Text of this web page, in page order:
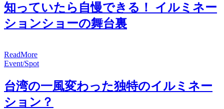
知っていたら自慢できる！ イルミネー
ションショーの舞台裏
ReadMore
Event/Spot
台湾の一風変わった独特のイルミネー
ション？